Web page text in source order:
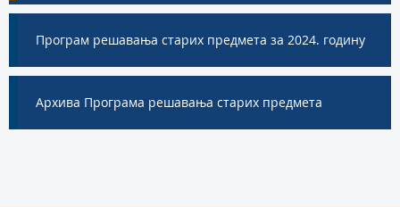
Програм решавања старих предмета за 2024. годину
Архива Програма решавања старих предмета